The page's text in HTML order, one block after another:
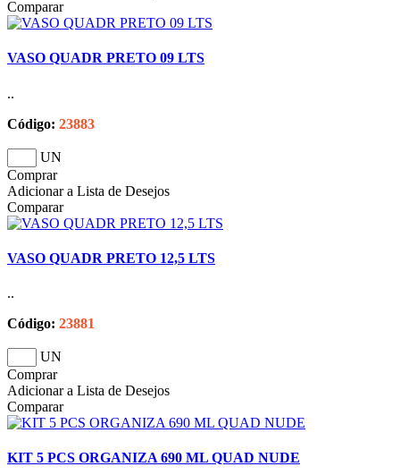
Comparar
VASO QUADR PRETO 09 LTS
..
Código: 23883
UN
Comprar
Adicionar a Lista de Desejos
Comparar
VASO QUADR PRETO 12,5 LTS
..
Código: 23881
UN
Comprar
Adicionar a Lista de Desejos
Comparar
KIT 5 PCS ORGANIZA 690 ML QUAD NUDE